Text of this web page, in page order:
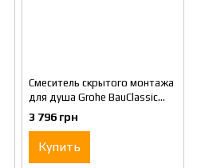
Смеситель скрытого монтажа
для душа Grohe BauClassic
29048000
3 796 грн
Купить